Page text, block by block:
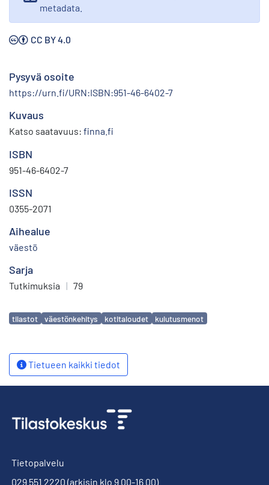
metadata.
CC BY 4.0
Pysyvä osoite
https://urn.fi/URN:ISBN:951-46-6402-7
Kuvaus
Katso saatavuus: finna.fi
ISBN
951-46-6402-7
ISSN
0355-2071
Aihealue
väestö
Sarja
Tutkimuksia | 79
Avainsanat
tilastot väestönkehitys kotitaloudet kulutusmenot
Tietueen kaikki tiedot
Tietopalvelu
029 551 2220 (arkisin klo 9.00-16.00)